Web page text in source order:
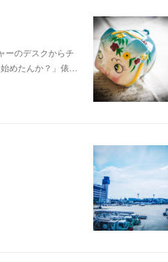
ーのデスクからチ
めたんか？」俵…